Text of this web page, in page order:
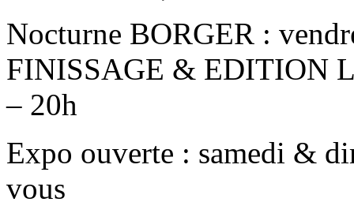
Nocturne BORGER :
FINISSAGE & EDITION
– 20h
Expo ouverte : samedi &
vous